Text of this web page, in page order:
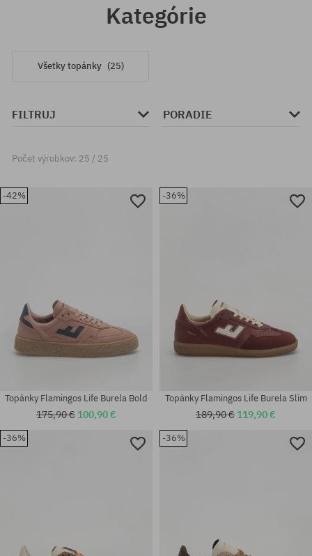
Kategórie
Všetky topánky (25)
FILTRUJ PORADIE
Počet výrobkov: 25 / 25
-42%
Topánky Flamingos Life Burela Bold
175,90 € 100,90 €
-36%
Topánky Flamingos Life Burela Slim
189,90 € 119,90 €
-36% -36%